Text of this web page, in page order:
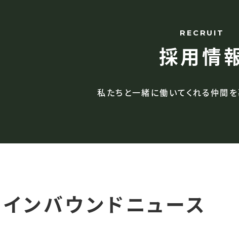
RECRUIT
採用情
私たちと一緒に働いてくれる仲間を
インバウンドニュース